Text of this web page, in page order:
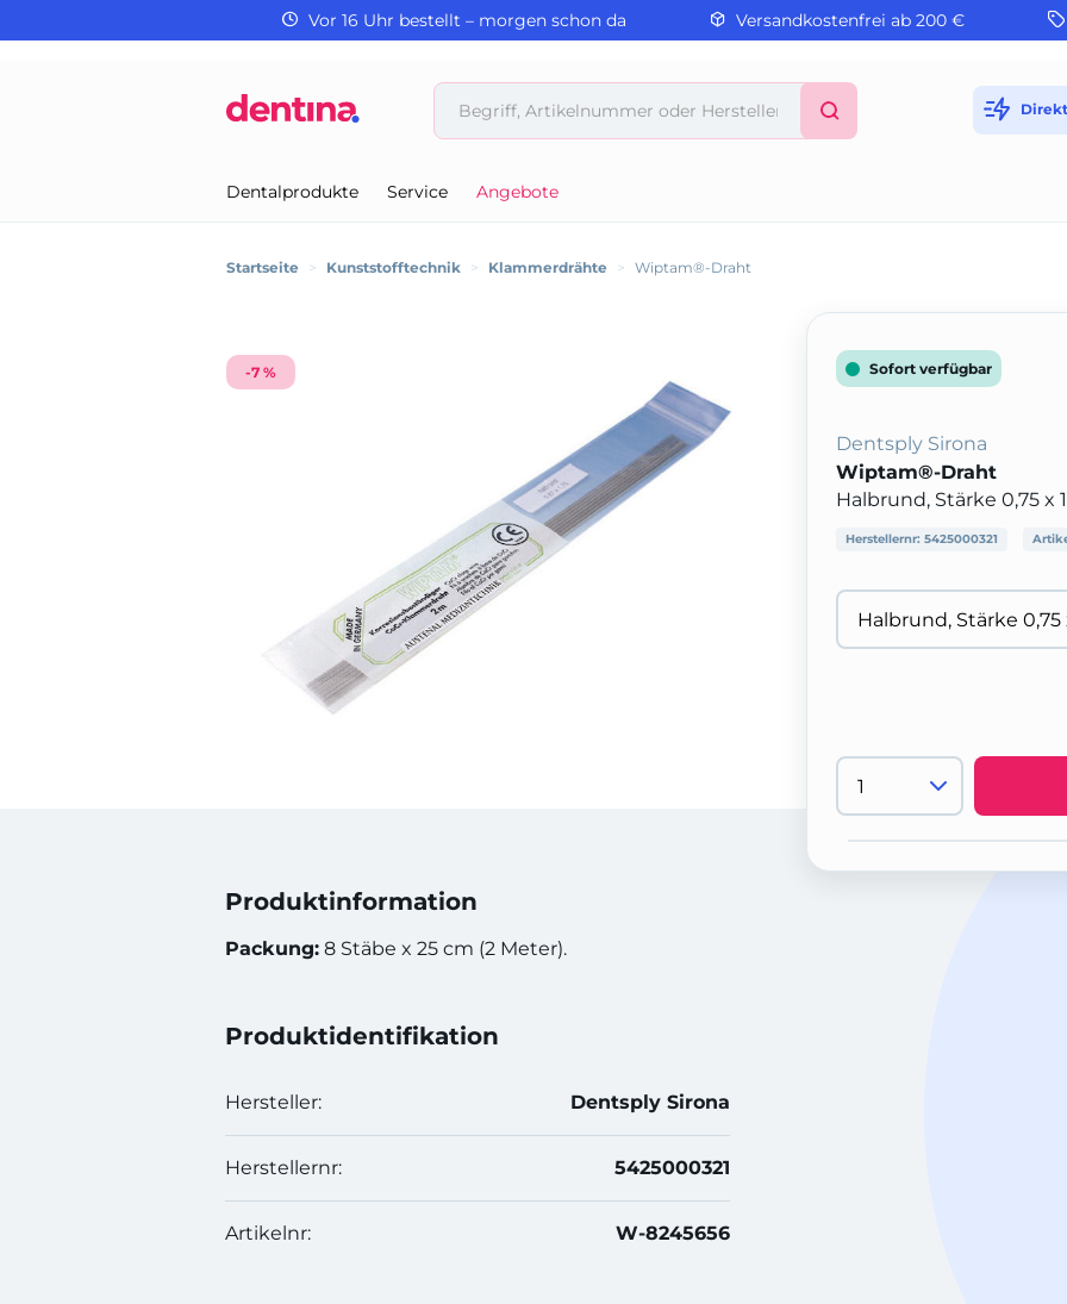
Vor 16 Uhr bestellt – morgen schon da Versandkostenfrei ab 200 €
Dentalprodukte Service Angebote
Startseite > Kunststofftechnik > Klammerdrähte > Wiptam®-Draht
-7 %
Produktinformation
Packung: 8 Stäbe x 25 cm (2 Meter).
Produktidentifikation
Hersteller: Dentsply Sirona
Herstellernr: 5425000321
Artikelnr: W-8245656
Sofort verfügbar
Dentsply Sirona
Wiptam®-Draht
Halbrund, Stärke 0,75 x
Herstellernr: 5425000321